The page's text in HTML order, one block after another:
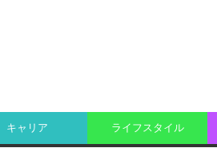
キャリア ライフスタイル